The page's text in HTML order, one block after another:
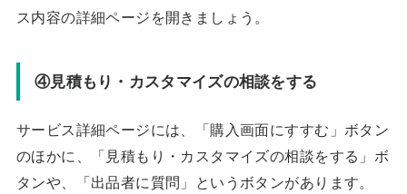
ス内容の詳細ページを開きましょう。
④見積もり・カスタマイズの相談をする
サービス詳細ページには、「購入画面にすすむ」ボタン
のほかに、「見積もり・カスタマイズの相談をする」ボ
タンや、「出品者に質問」というボタンがあります。